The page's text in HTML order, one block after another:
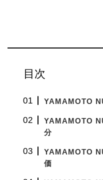
目次
YAMAMOTO
YAMAMOTO
分
YAMAMOTO
価